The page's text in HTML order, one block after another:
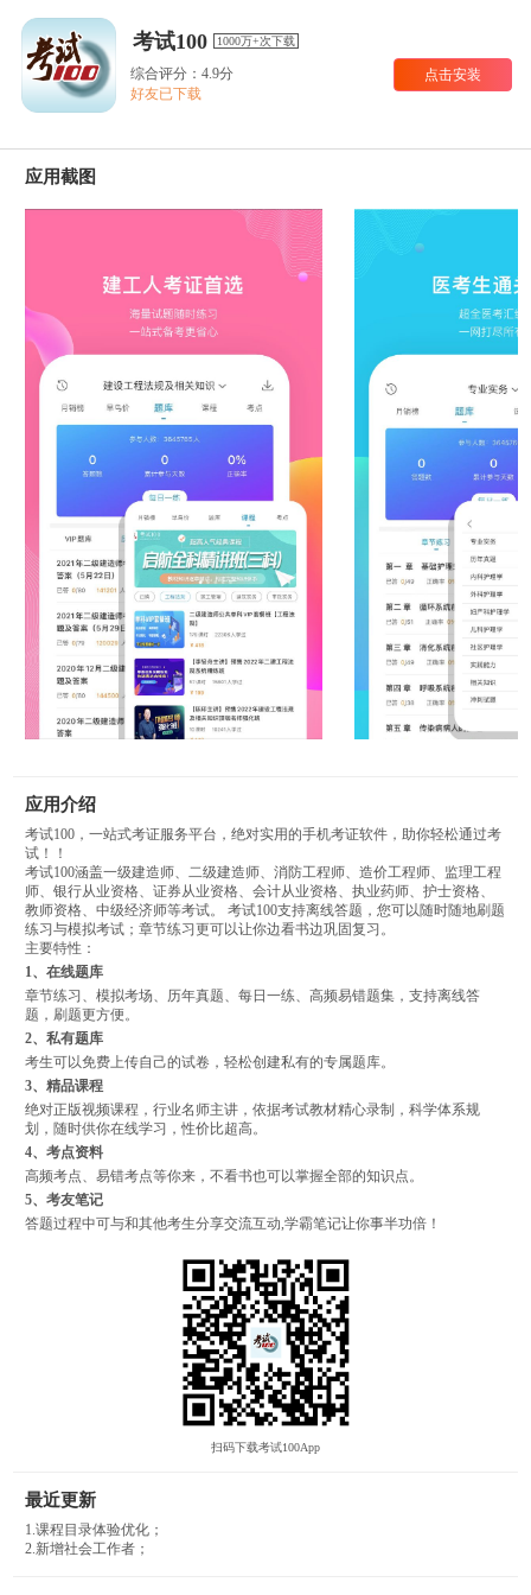
考试100 1000万+次下载
综合评分：4.9分
好友已下载
点击安装
应用截图
应用介绍
考试100，一站式考证服务平台，绝对实用的手机考证软件，助你轻松通过考
试！！
考试100涵盖一级建造师、二级建造师、消防工程师、造价工程师、监理工程
师、银行从业资格、证券从业资格、会计从业资格、执业药师、护士资格、
教师资格、中级经济师等考试。 考试100支持离线答题，您可以随时随地刷题
练习与模拟考试；章节练习更可以让你边看书边巩固复习。
主要特性：
1、在线题库
章节练习、模拟考场、历年真题、每日一练、高频易错题集，支持离线答
题，刷题更方便。
2、私有题库
考生可以免费上传自己的试卷，轻松创建私有的专属题库。
3、精品课程
绝对正版视频课程，行业名师主讲，依据考试教材精心录制，科学体系规
划，随时供你在线学习，性价比超高。
4、考点资料
高频考点、易错考点等你来，不看书也可以掌握全部的知识点。
5、考友笔记
答题过程中可与和其他考生分享交流互动,学霸笔记让你事半功倍！
扫码下载考试100App
最近更新
1.课程目录体验优化；
2.新增社会工作者；